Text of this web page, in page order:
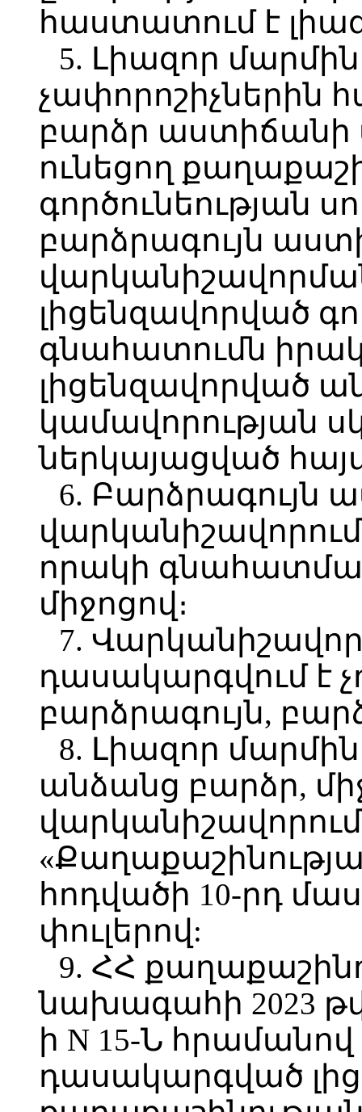
հաստատում է
5. Լիազոր
բարձր աստիճանի
ունեցող
գործունեության
բարձրագույն
լիցենզավորված
գնահատումն
լիցենզավորված
կամավորության
ներկայացված
6. Բարձրագույն
որակի
միջոցով։
7.
դասակարգվում է
բարձրագույն,
8. Լիազոր
անձանց բարձր,
հոդվածի 10-րդ
փուլերով:
9. ՀՀ
նախագահի 2023
ի N 15-Ն
դասակարգված